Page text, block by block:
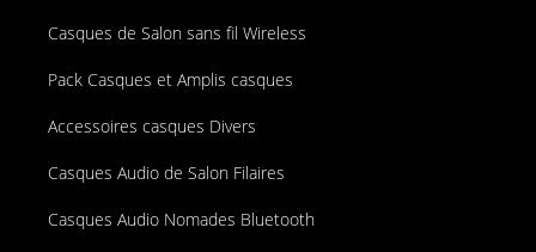
Casques de Salon sans fil Wireless
Pack Casques et Amplis casques
Accessoires casques Divers
Casques Audio de Salon Filaires
Casques Audio Nomades Bluetooth